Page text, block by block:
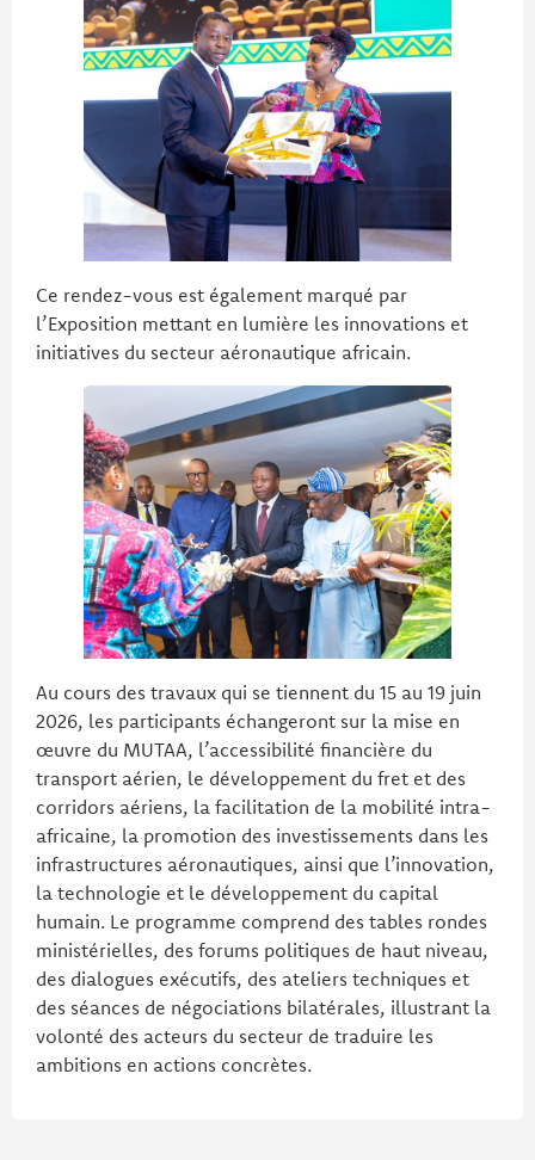
Ce rendez-vous est également marqué par
l’Exposition mettant en lumière les innovations et
initiatives du secteur aéronautique africain.
Au cours des travaux qui se tiennent du 15 au 19 juin
2026, les participants échangeront sur la mise en
œuvre du MUTAA, l’accessibilité financière du
transport aérien, le développement du fret et des
corridors aériens, la facilitation de la mobilité intra-
africaine, la promotion des investissements dans les
infrastructures aéronautiques, ainsi que l’innovation,
la technologie et le développement du capital
humain. Le programme comprend des tables rondes
ministérielles, des forums politiques de haut niveau,
des dialogues exécutifs, des ateliers techniques et
des séances de négociations bilatérales, illustrant la
volonté des acteurs du secteur de traduire les
ambitions en actions concrètes.